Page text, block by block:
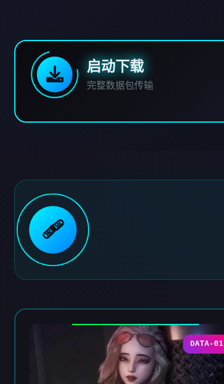
启动下载
完整数据包传输
🩹
DATA-01